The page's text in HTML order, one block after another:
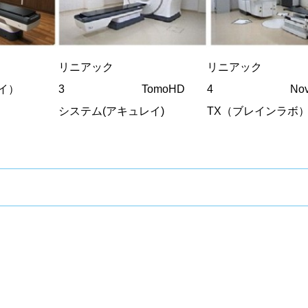
）
リニアック
3 TomoHD
システム(アキュレイ)
リニアック
4
TX（ブレインラボ